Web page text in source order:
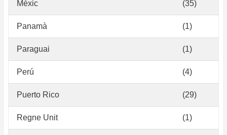
Mèxic (35)
Panamà (1)
Paraguai (1)
Perú (4)
Puerto Rico (29)
Regne Unit (1)